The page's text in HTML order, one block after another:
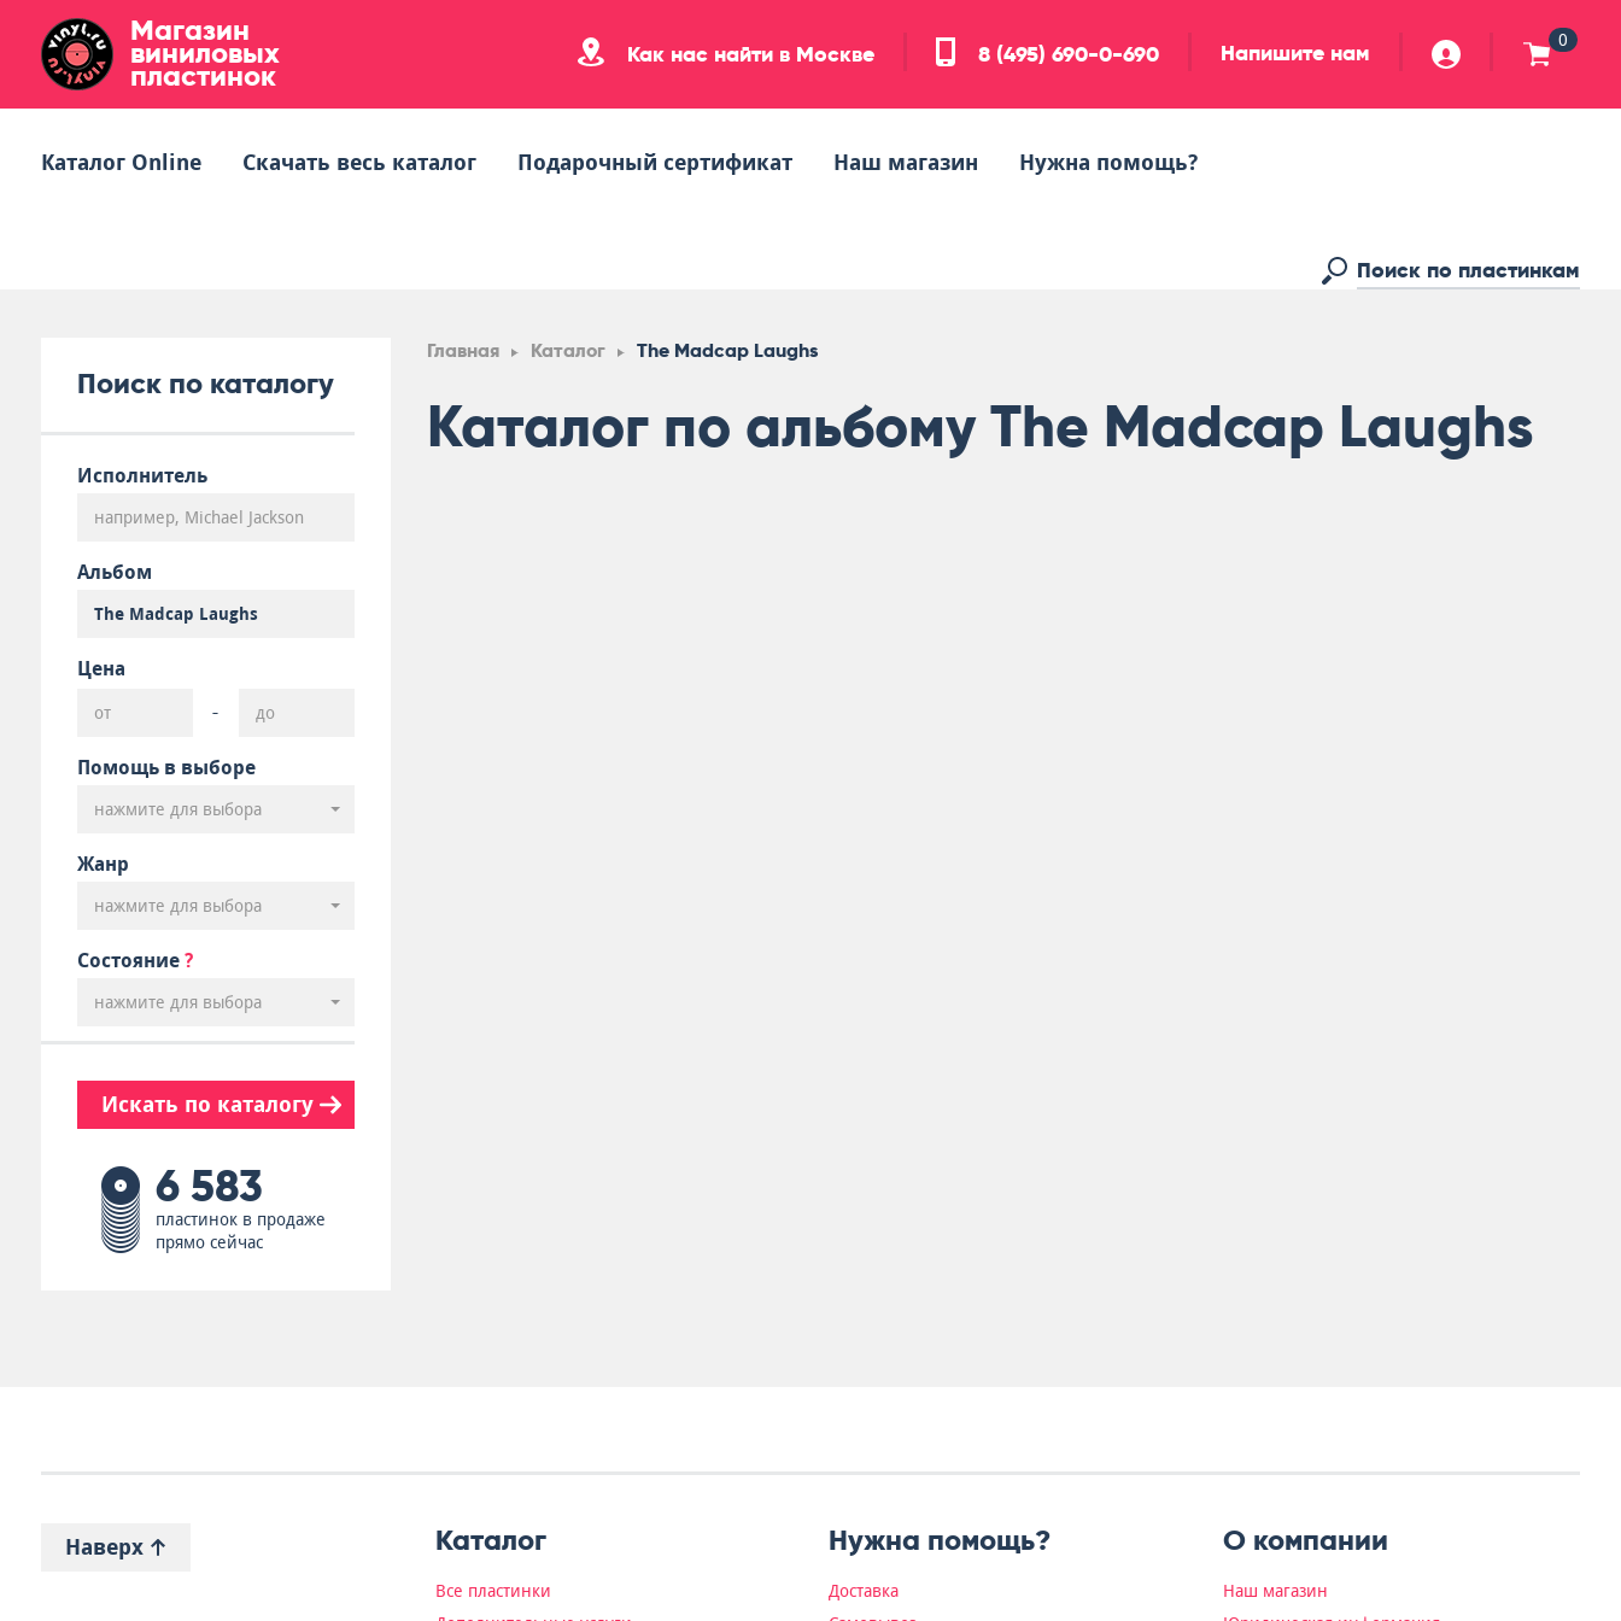
Магазин
виниловых
пластинок
Как нас найти в Москве 8 (495) 690-0-690 Напишите нам 0
Каталог Online Скачать весь каталог Подарочный сертификат Наш магазин Нужна помощь?
Поиск по каталогу
Исполнитель
Альбом
Цена
-
Помощь в выборе
нажмите для выбора
Жанр
нажмите для выбора
Состояние ?
нажмите для выбора
Искать по каталогу
6 583
пластинок в продаже
прямо сейчас
Главная Каталог The Madcap Laughs
Каталог по альбому The Madcap Laughs
Наверх Каталог
Все пластинки
Нужна помощь?
Доставка
О компании
Наш магазин